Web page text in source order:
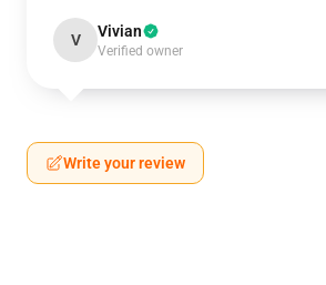
V Vivian
Verified owner
Write your review